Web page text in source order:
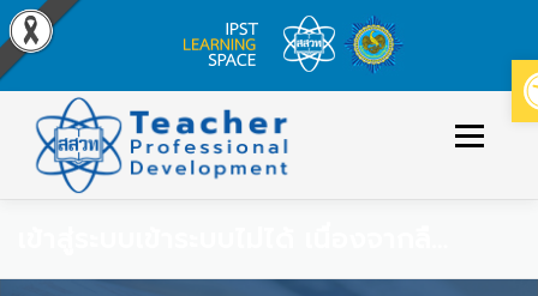
content
Menu